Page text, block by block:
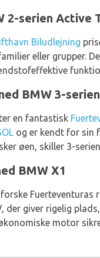
2-serien Active
Biludlejning
eller grupper.
BMW 3-serien
en fantastisk
og er kendt for sin
øen, skiller 3-
BMW X1
der giver rigelig
motor